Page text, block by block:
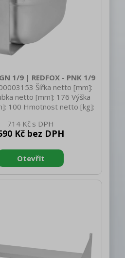
1/9 | REDFOX - PNK 1/9
Šířka netto [mm]:
netto [mm]: 176 Výška
100 Hmotnost netto [kg]:
186 Výška brutto [mm]:
brutto [kg]: 0.40
714 Kč
Kč bez DPH